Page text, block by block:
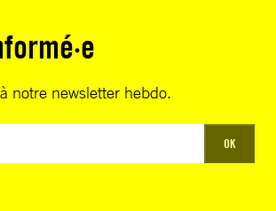
notre newsletter hebdo.
OK